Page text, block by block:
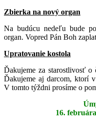
Zbierka na nový organ
Na budúcu nedeľu bude
organ. Vopred Pán Boh
Upratovanie kostola
Ďakujeme za starostlivosť o
Ďakujeme aj darcom, ktorí
V tomto týždni prosíme o
16.